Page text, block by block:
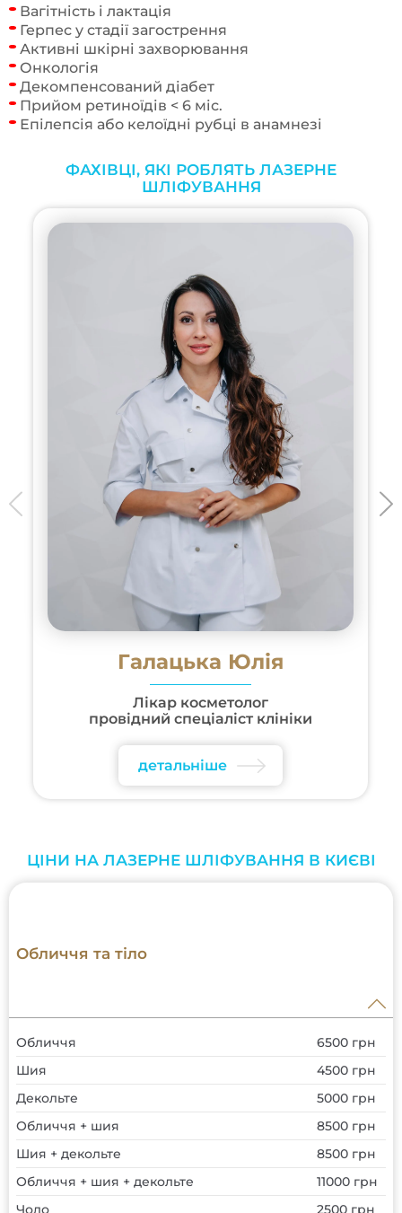
Вагітність і лактація
Герпес у стадії загострення
Активні шкірні захворювання
Онкологія
Декомпенсований діабет
Прийом ретиноїдів < 6 міс.
Епілепсія або келоїдні рубці в анамнезі
ФАХІВЦІ, ЯКІ РОБЛЯТЬ ЛАЗЕРНЕ
ШЛІФУВАННЯ
Галацька Юлія
Лікар косметолог
провідний спеціаліст клініки
детальніше
ЦІНИ НА ЛАЗЕРНЕ ШЛІФУВАННЯ В КИЄВІ
Обличчя та тіло
Обличчя
6500 грн
Шия
4500 грн
Декольте
5000 грн
Обличчя + шия
8500 грн
Шия + декольте
8500 грн
Обличчя + шия + декольте
11000 грн
Чоло
2500 грн